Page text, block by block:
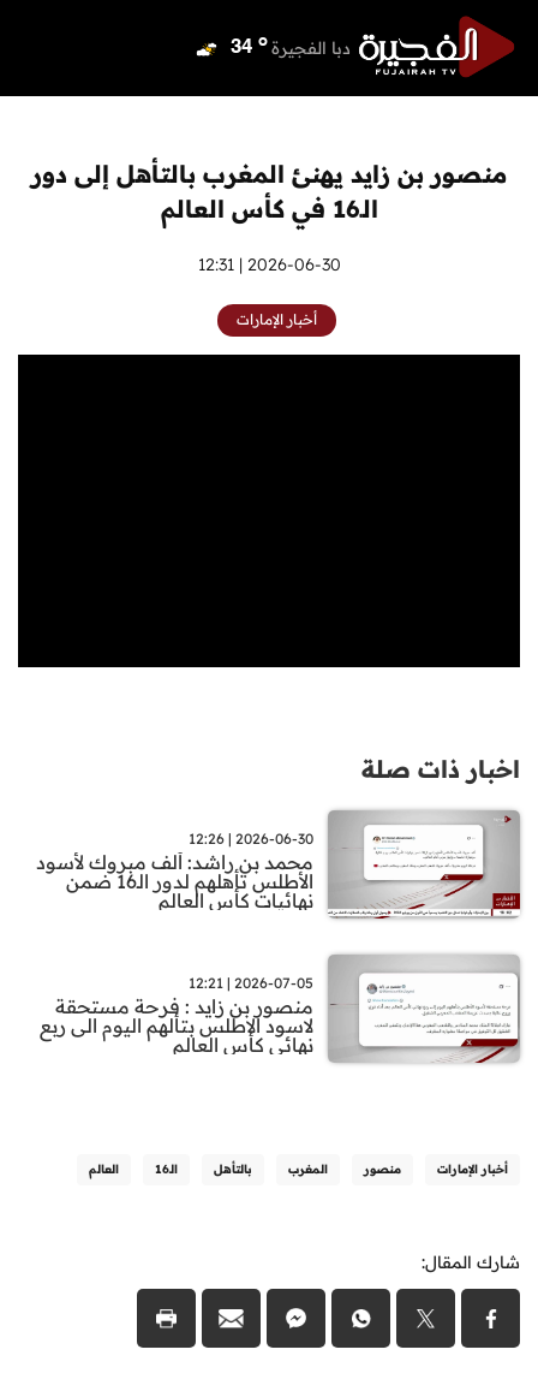
دبا الفجيرة 34 o
أم القيوين 38 o
راس الخيمة 38 o
الفجيرة 34 o
منصور بن زايد يهنئ المغرب بالتأهل إلى دور
الـ16 في كأس العالم
2026-06-30 | 12:31
أخبار الإمارات
اخبار ذات صلة
2026-06-30 | 12:26
محمد بن راشد: ألف مبروك لأسود
الأطلس تأهلهم لدور الـ16 ضمن
نهائيات كأس العالم
2026-07-05 | 12:21
منصور بن زايد : فرحة مستحقة
لاسود الاطلس بتألهم اليوم الى ربع
نهائي كأس العالم
أخبار الإمارات منصور المغرب بالتأهل الـ16 العالم
شارك المقال: